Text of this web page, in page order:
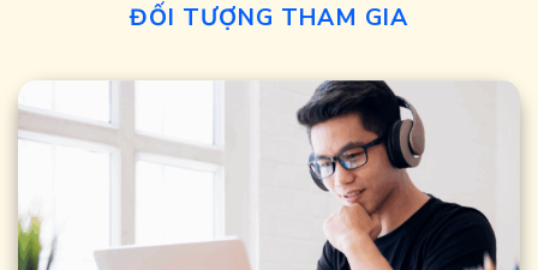
ĐỐI TƯỢNG THAM GIA